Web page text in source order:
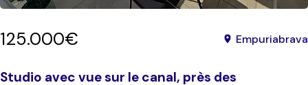
125.000€ Empuriabrava
Studio avec vue sur le canal, près des